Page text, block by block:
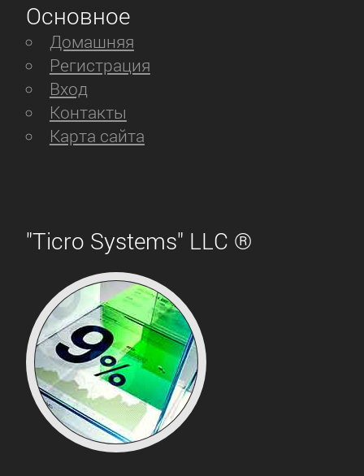
Основное
Домашняя
Регистрация
Вход
Контакты
Карта сайта
"Ticro Systems" LLC ®